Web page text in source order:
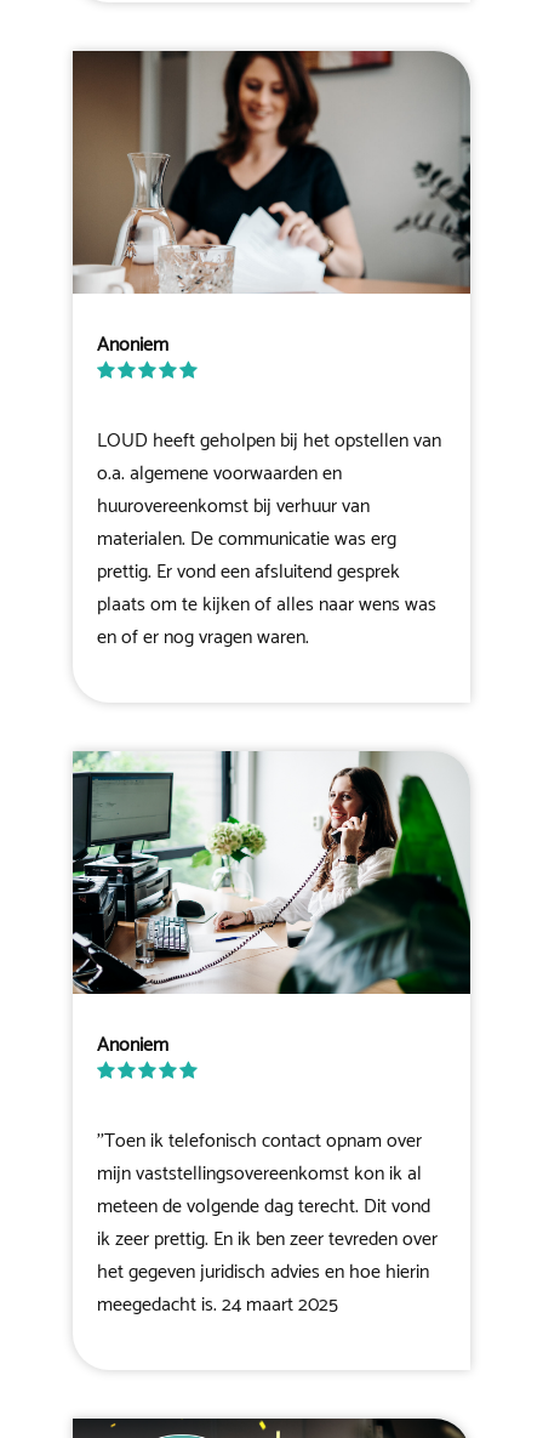
Anoniem
LOUD heeft geholpen bij het opstellen van
o.a. algemene voorwaarden en
huurovereenkomst bij verhuur van
materialen. De communicatie was erg
prettig. Er vond een afsluitend gesprek
plaats om te kijken of alles naar wens was
en of er nog vragen waren.
Anoniem
''Toen ik telefonisch contact opnam over
mijn vaststellingsovereenkomst kon ik al
meteen de volgende dag terecht. Dit vond
ik zeer prettig. En ik ben zeer tevreden over
het gegeven juridisch advies en hoe hierin
meegedacht is. 24 maart 2025